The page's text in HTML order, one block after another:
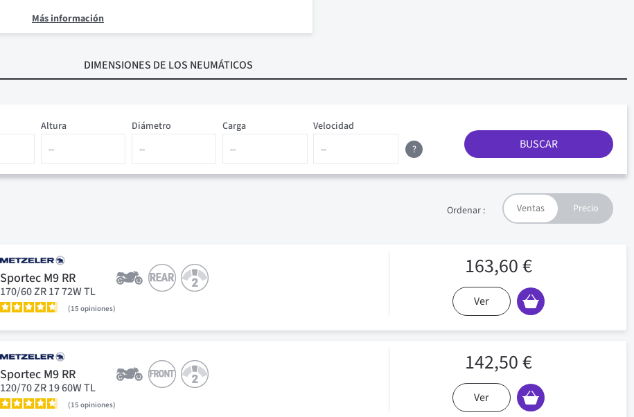
Más información
DIMENSIONES DE LOS NEUMÁTICOS
Diámetro
Altura Carga Velocidad
?
BUSCAR
Ordenar :
Sportec M9 RR
170/60 ZR 17 72W TL
15opiniones
163,60 €
Ver
Sportec M9 RR
120/70 ZR 19 60W TL
15opiniones
142,50 €
Ver